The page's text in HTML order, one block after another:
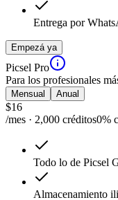
Entrega por
Empezá ya
Picsel Pro
Para los profesionales
Mensual Anual
$16
/mes · 2,000 créditos0%
Todo lo de Picsel
Almacenamiento